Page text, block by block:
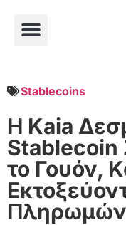
Stablecoins
Η Kaia
Stablecoin
το Γουόν,
Πληρωμών